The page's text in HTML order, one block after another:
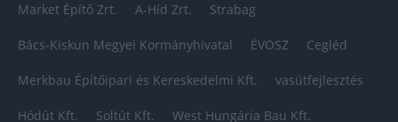
Market Építő Zrt. A-Híd Zrt. Strabag
Bács-Kiskun Megyei Kormányhivatal ÉVOSZ Cegléd
Merkbau Építőipari és Kereskedelmi Kft. vasútfejlesztés
Hódút Kft. Soltút Kft. West Hungária Bau Kft.